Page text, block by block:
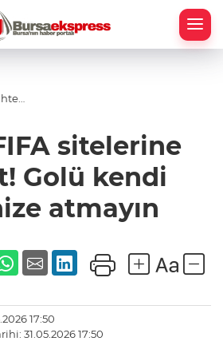
sitelerine
Golü kendi
atmayın
17:50
31.05.2026 17:50